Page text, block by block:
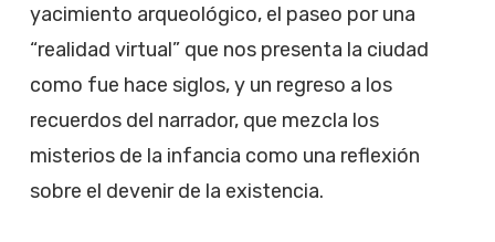
yacimiento arqueológico, el paseo por una
“realidad virtual” que nos presenta la ciudad
como fue hace siglos, y un regreso a los
recuerdos del narrador, que mezcla los
misterios de la infancia como una reflexión
sobre el devenir de la existencia.